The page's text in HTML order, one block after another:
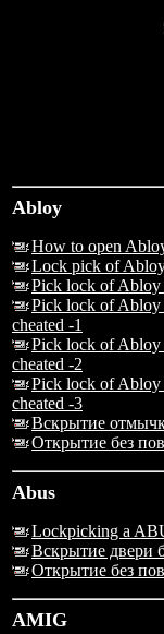
Abloy
How to open
Lock pick of
Pick lock of Abloy
Pick lock of
cheated -1
Pick lock of
cheated -2
Pick lock of
cheated -3
Вскрытие
Открытие без
Abus
Lockpicking a
Вскрытие двери
Открытие без
AMIG